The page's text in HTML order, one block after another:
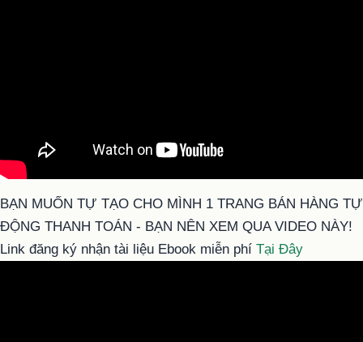
BẠN MUỐN TỰ TẠO CHO MÌNH 1 TRANG BÁN HÀNG TỰ
ĐỘNG THANH TOÁN - BẠN NÊN XEM QUA VIDEO NÀY!
Link đăng ký nhận tài liệu Ebook miễn phí Tại Đây